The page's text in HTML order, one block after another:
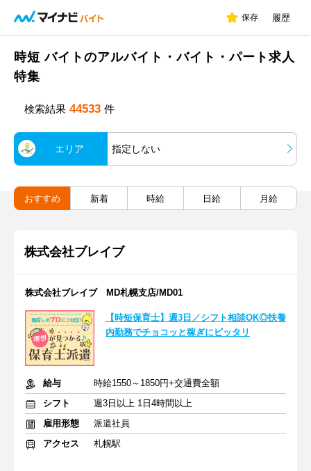
保存 履歴
時短 バイトのアルバイト・バイト・パート求人
特集
検索結果 44533 件
エリア 指定しない
おすすめ 新着 時給 日給 月給
株式会社ブレイブ
株式会社ブレイブ MD札幌支店/MD01
【時短保育士】週3日／シフト相談OK◎扶養
内勤務でチョコッと稼ぎにピッタリ
給与
時給1550～1850円+交通費全額
シフト
週3日以上 1日4時間以上
雇用形態
派遣社員
アクセス
札幌駅